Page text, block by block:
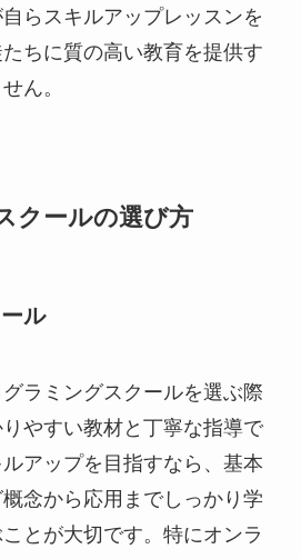
らスキルアップレッスンを
ちに質の高い教育を提供す
ん。
クールの選び方
ル
ラミングスクールを選ぶ際
やすい教材と丁寧な指導で
アップを目指すなら、基本
念から応用までしっかり学
とが大切です。特にオンラ